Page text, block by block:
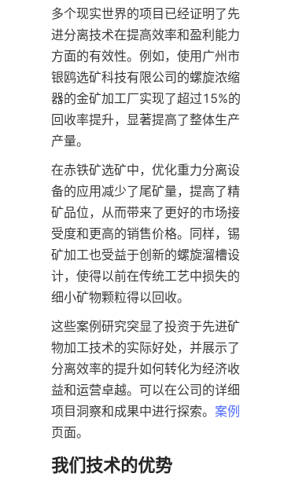
多个现实世界的项目已经证明了先
进分离技术在提高效率和盈利能力
方面的有效性。例如，使用广州市
银鸥选矿科技有限公司的螺旋浓缩
器的金矿加工厂实现了超过15%的
回收率提升，显著提高了整体生产
产量。
在赤铁矿选矿中，优化重力分离设
备的应用减少了尾矿量，提高了精
矿品位，从而带来了更好的市场接
受度和更高的销售价格。同样，锡
矿加工也受益于创新的螺旋溜槽设
计，使得以前在传统工艺中损失的
细小矿物颗粒得以回收。
这些案例研究突显了投资于先进矿
物加工技术的实际好处，并展示了
分离效率的提升如何转化为经济收
益和运营卓越。可以在公司的详细
项目洞察和成果中进行探索。 案例
页面。
我们技术的优势